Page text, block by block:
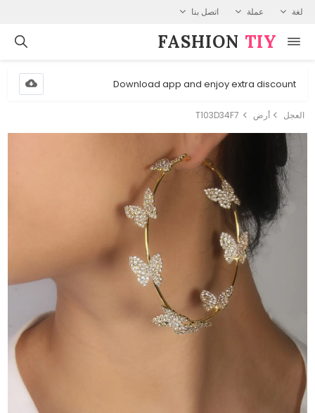
لغة عملة اتصل بنا
FASHION⁠ TIY
Download app and enjoy extra discount
العجل أرض T103D34F7